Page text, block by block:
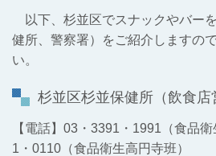
以下、杉並区でスナックやバー
健所、警察署）をご紹介しますの
い。
杉並区杉並保健所（飲食店
【電話】03・3391・1991（食品
1・0110（食品衛生高円寺班）